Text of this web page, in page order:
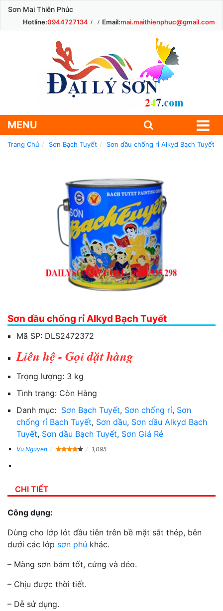
Sơn Mai Thiên Phúc
Hotline:0944727134 Email:mai.maithienphuc@gmail.com
MENU
Trang Chủ Sơn Bạch Tuyết Sơn dầu chống rỉ Alkyd Bạch Tuyết
Sơn dầu chống rỉ Alkyd Bạch Tuyết
Mã SP: DLS2472372
Liên hệ - Gọi đặt hàng
Trọng lượng: 3 kg
Tình trạng: Còn Hàng
Danh mục: Sơn Bạch Tuyết, Sơn chống rỉ, Sơn
chống rỉ Bạch Tuyết, Sơn dầu, Sơn dầu Alkyd Bạch
Tuyết, Sơn dầu Bạch Tuyết, Sơn Giá Rẻ
Vu Nguyen 1,095
CHI TIẾT
Công dụng:
Dùng cho lớp lót đầu tiên trên bề mặt sắt thép, bên
dưới các lớp sơn phủ khác.
– Màng sơn bám tốt, cứng và dẻo.
– Chịu được thời tiết.
– Dễ sử dụng.